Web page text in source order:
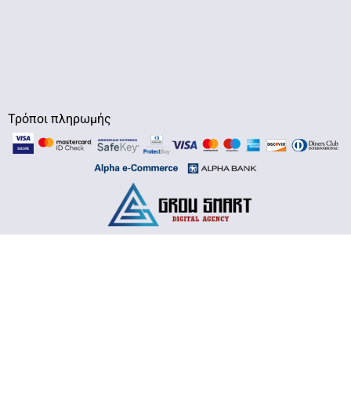
Τρόποι πληρωμής